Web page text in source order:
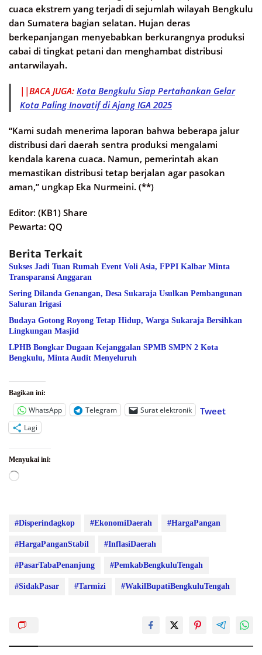
cuaca ekstrem yang terjadi di sejumlah wilayah Bengkulu
dan Sumatera bagian selatan. Hujan deras
berkepanjangan menyebabkan berkurangnya produksi
cabai di tingkat petani dan menghambat distribusi
antarwilayah.
||BACA JUGA: Kota Bengkulu Siap Pertahankan Gelar
Kota Paling Inovatif di Ajang IGA 2025
“Kami sudah menerima laporan bahwa beberapa jalur
distribusi dari daerah sentra produksi mengalami
kendala karena cuaca. Namun, pemerintah akan
memastikan distribusi tetap berjalan agar pasokan
aman,” ungkap Eka Nurmeini. (**)
Editor: (KB1) Share
Pewarta: QQ
Berita Terkait
Sukses Jadi Tuan Rumah Event Voli Asia, FPPI Kalbar Minta
Transparansi Anggaran
Sering Dilanda Genangan, Desa Sukaraja Usulkan Pembangunan
Saluran Irigasi
Budaya Gotong Royong Tetap Hidup, Warga Sukaraja Bersihkan
Lingkungan Masjid
LPHB Bongkar Dugaan Kejanggalan SPMB SMPN 2 Kota
Bengkulu, Minta Audit Menyeluruh
Bagikan ini:
WhatsApp Telegram Surat elektronik Tweet
Lagi
Menyukai ini:
Memuat...
#Disperindagkop #EkonomiDaerah #HargaPangan
#HargaPanganStabil #InflasiDaerah
#PasarTabaPenanjung #PemkabBengkuluTengah
#SidakPasar #Tarmizi #WakilBupatiBengkuluTengah